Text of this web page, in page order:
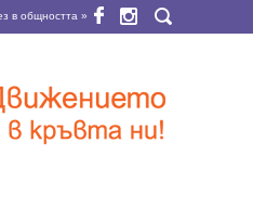
в общността »